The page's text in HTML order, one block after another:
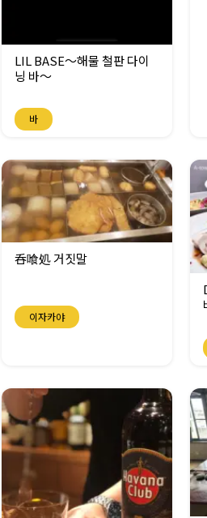
LIL BASE～해물 철판 다이
닝 바～
바
呑喰処 거짓말
이자카야